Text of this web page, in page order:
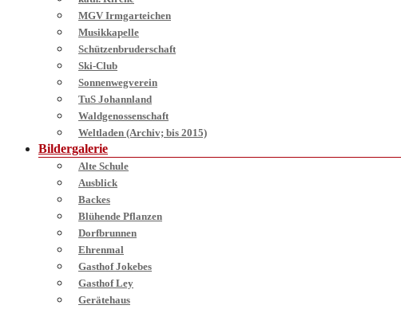
MGV Irmgarteichen
Musikkapelle
Schützenbruderschaft
Ski-Club
Sonnenwegverein
TuS Johannland
Waldgenossenschaft
Weltladen (Archiv; bis 2015)
Bildergalerie
Alte Schule
Ausblick
Backes
Blühende Pflanzen
Dorfbrunnen
Ehrenmal
Gasthof Jokebes
Gasthof Ley
Gerätehaus